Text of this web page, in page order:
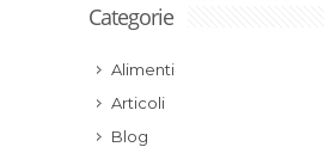
Categorie
Alimenti
Articoli
Blog